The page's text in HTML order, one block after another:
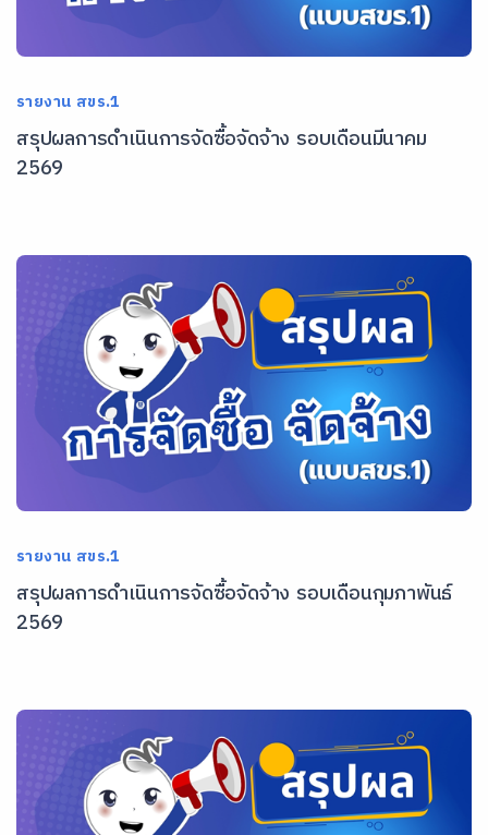
รายงาน สขร.1
สรุปผลการดำเนินการจัดซื้อจัดจ้าง รอบเดือนมีนาคม
2569
รายงาน สขร.1
สรุปผลการดำเนินการจัดซื้อจัดจ้าง รอบเดือนกุมภาพันธ์
2569